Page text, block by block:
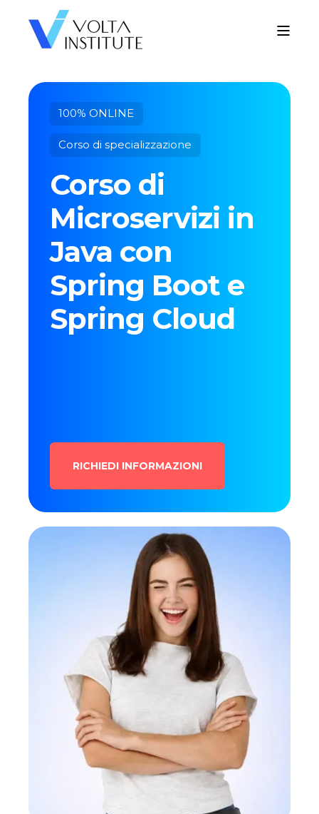
100% ONLINE
Corso di specializzazione
Corso di
Microservizi in
Java con
Spring Boot e
Spring Cloud
RICHIEDI INFORMAZIONI